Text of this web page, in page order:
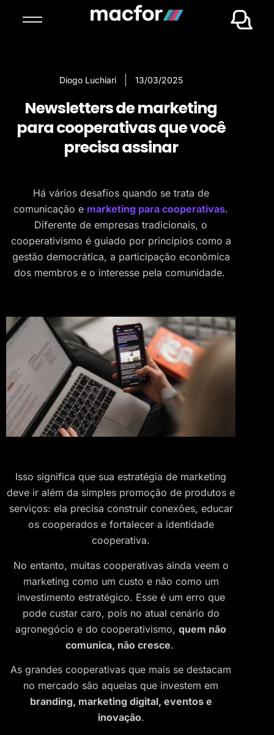
Diogo Luchiari 13/03/2025
Newsletters de marketing
para cooperativas que você
precisa assinar
Há vários desafios quando se trata de
comunicação e marketing para cooperativas.
Diferente de empresas tradicionais, o
cooperativismo é guiado por princípios como a
gestão democrática, a participação econômica
dos membros e o interesse pela comunidade.
Isso significa que sua estratégia de marketing
deve ir além da simples promoção de produtos e
serviços: ela precisa construir conexões, educar
os cooperados e fortalecer a identidade
cooperativa.
No entanto, muitas cooperativas ainda veem o
marketing como um custo e não como um
investimento estratégico. Esse é um erro que
pode custar caro, pois no atual cenário do
agronegócio e do cooperativismo, quem não
comunica, não cresce.
As grandes cooperativas que mais se destacam
no mercado são aquelas que investem em
branding, marketing digital, eventos e
inovação.